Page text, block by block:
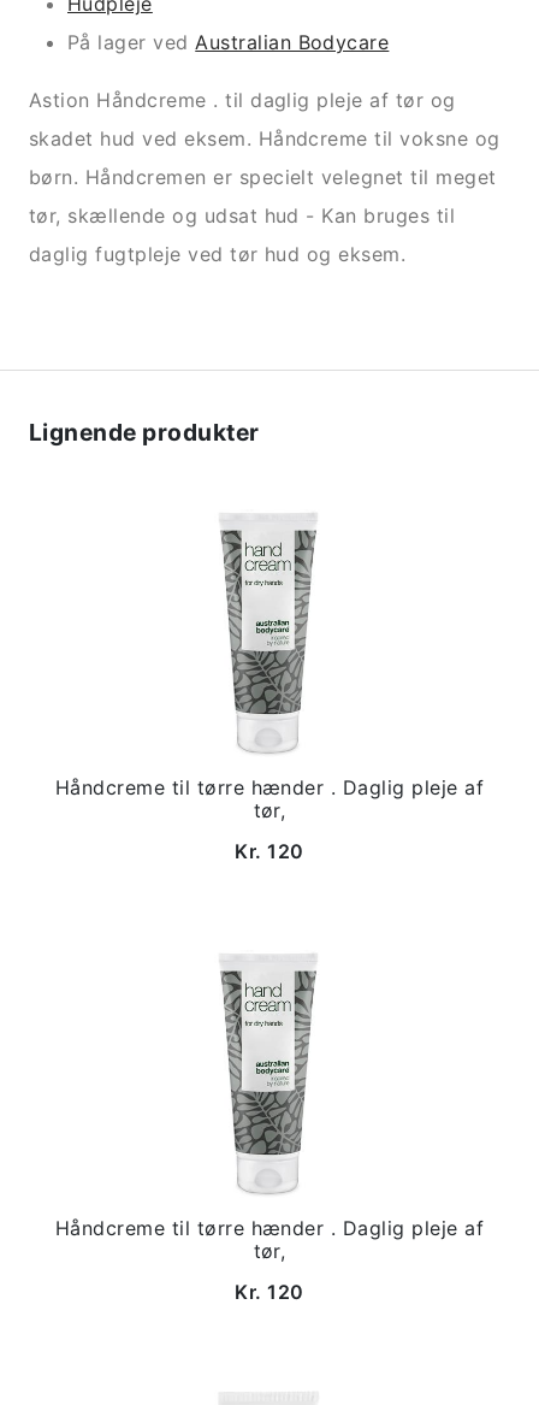
På lager vedAustralian Bodycare
Astion Håndcreme . til daglig pleje af tør og
skadet hud ved eksem. Håndcreme til voksne og
børn. Håndcremen er specielt velegnet til meget
tør, skællende og udsat hud - Kan bruges til
daglig fugtpleje ved tør hud og eksem.
Lignende produkter
Håndcreme til tørre hænder . Daglig pleje af
tør,
Kr. 120
Håndcreme til tørre hænder . Daglig pleje af
tør,
Kr. 120